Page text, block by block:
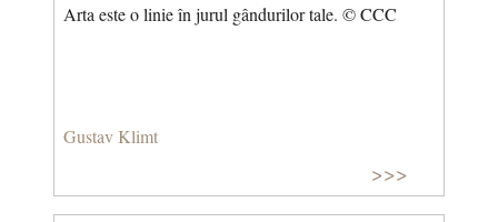
Arta este o linie în jurul gândurilor tale. © CCC
Gustav Klimt
>>>